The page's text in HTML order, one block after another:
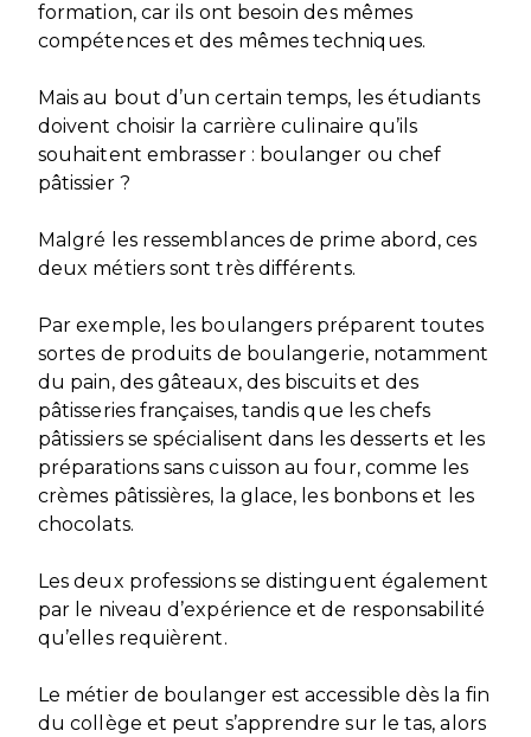
formation, car ils ont besoin des mêmes
compétences et des mêmes techniques.
Mais au bout d’un certain temps, les étudiants
doivent choisir la carrière culinaire qu’ils
souhaitent embrasser : boulanger ou chef
pâtissier ?
Malgré les ressemblances de prime abord, ces
deux métiers sont très différents.
Par exemple, les boulangers préparent toutes
sortes de produits de boulangerie, notamment
du pain, des gâteaux, des biscuits et des
pâtisseries françaises, tandis que les chefs
pâtissiers se spécialisent dans les desserts et les
préparations sans cuisson au four, comme les
crèmes pâtissières, la glace, les bonbons et les
chocolats.
Les deux professions se distinguent également
par le niveau d’expérience et de responsabilité
qu’elles requièrent.
Le métier de boulanger est accessible dès la fin
du collège et peut s’apprendre sur le tas, alors